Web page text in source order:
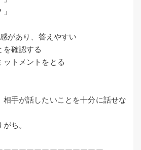
があり、答えやすい
を確認する
ットメントをとる
相手が話したいことを十分に話せな
ち。